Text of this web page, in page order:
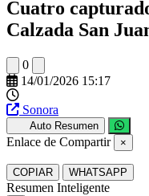
Cuatro
Calzada San
0
14/01/2026 15:17
Sonora
Auto Resumen
Enlace de Compartir ×
COPIAR WHATSAPP
Resumen Inteligente